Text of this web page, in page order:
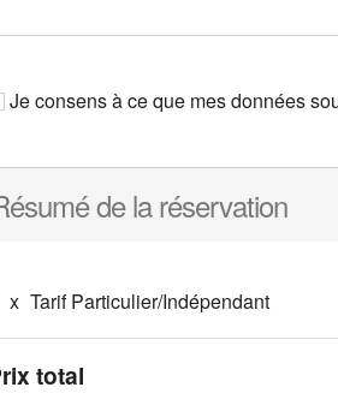
Je consens à ce que mes données
de la réservation
x Tarif Particulier/Indépendant
total